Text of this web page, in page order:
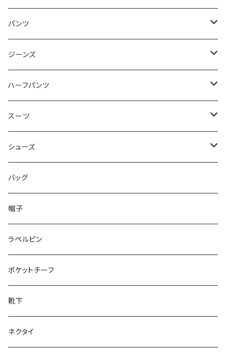
50/XL～
48/L
50/XL～
46/M
48/L
50/XL～
～44/S
46/M
48/L
50/XL～
パンツ
～44/S
46/M
48/L
50/XL～
ジーンズ
～44/S
46/M
48/L
50/XL～
ハーフパンツ
～44/S
46/M
48/L
50/XL～
スーツ
～44/S
46/M
48/L
50/XL～
シューズ
～25.5cm
26cm～
27cm～
28cm～
バッグ
帽子
ラペルピン
ポケットチーフ
靴下
ネクタイ